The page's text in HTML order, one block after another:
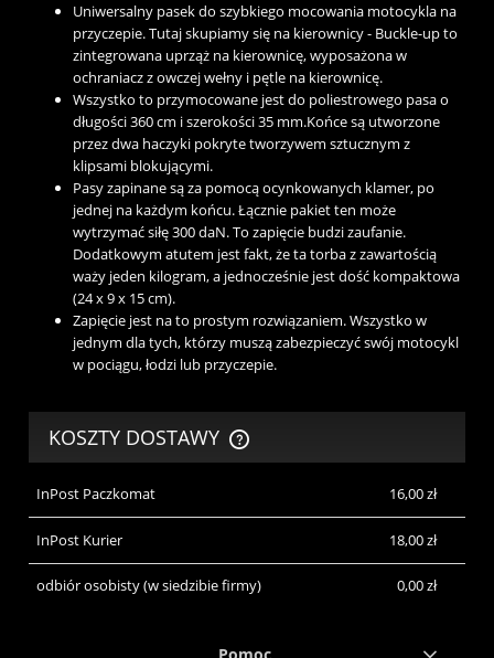
Uniwersalny pasek do szybkiego mocowania motocykla na
przyczepie. Tutaj skupiamy się na kierownicy - Buckle-up to
zintegrowana uprząż na kierownicę, wyposażona w
ochraniacz z owczej wełny i pętle na kierownicę.
Wszystko to przymocowane jest do poliestrowego pasa o
długości 360 cm i szerokości 35 mm.Końce są utworzone
przez dwa haczyki pokryte tworzywem sztucznym z
klipsami blokującymi.
Pasy zapinane są za pomocą ocynkowanych klamer, po
jednej na każdym końcu. Łącznie pakiet ten może
wytrzymać siłę 300 daN. To zapięcie budzi zaufanie.
Dodatkowym atutem jest fakt, że ta torba z zawartością
waży jeden kilogram, a jednocześnie jest dość kompaktowa
(24 x 9 x 15 cm).
Zapięcie jest na to prostym rozwiązaniem. Wszystko w
jednym dla tych, którzy muszą zabezpieczyć swój motocykl
w pociągu, łodzi lub przyczepie.
KOSZTY DOSTAWY
CENA NIE ZAWIERA EWENTUALNYCH KOSZTÓW PŁATNOŚCI
InPost Paczkomat 16,00 zł
InPost Kurier 18,00 zł
odbiór osobisty(w siedzibie firmy) 0,00 zł
Pomoc